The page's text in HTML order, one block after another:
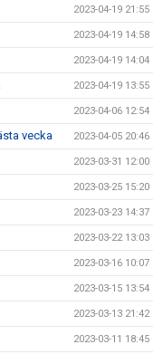
2023-04-19 21:55
2023-04-19 14:58
2023-04-19 14:04
2023-04-19 13:55
2023-04-06 12:54
vecka 2023-04-05 20:46
2023-03-31 12:00
2023-03-25 15:20
2023-03-23 14:37
2023-03-22 13:03
2023-03-16 10:07
2023-03-15 13:54
2023-03-13 21:42
2023-03-11 18:45